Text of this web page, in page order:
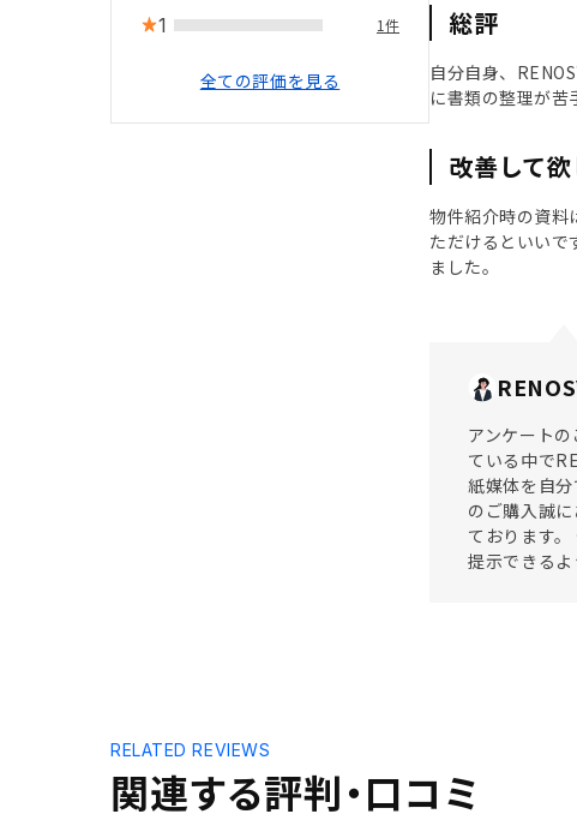
1 1件
全ての評価を見る
総評
自分自身、
に書類の整理が苦
改善して
物件紹介時の資料
ただけるといいで
ました。
アンケート
ている中で
紙媒体を自
のご購入誠
ております
提示できる
関連する評判・口コミ
RELATED REVIEWS